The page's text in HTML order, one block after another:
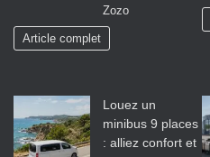
Zozo
Article complet
Louez un
minibus 9 places
: alliez confort et